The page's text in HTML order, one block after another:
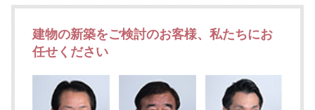
建物の新築をご検討のお客様、私たちにお
任せください